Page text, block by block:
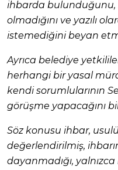
ihbarda bulunduğunu,
olmadığını ve yazılı
istemediğini beyan
Ayrıca belediye
herhangi bir yasal
kendi sorumlularının
görüşme yapacağını
Söz konusu ihbar,
değerlendirilmiş,
dayanmadığı,